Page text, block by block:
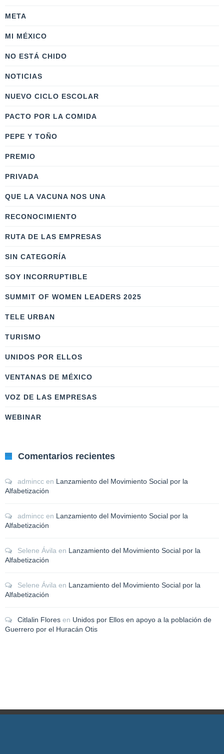
META
MI MÉXICO
NO ESTÁ CHIDO
NOTICIAS
NUEVO CICLO ESCOLAR
PACTO POR LA COMIDA
PEPE Y TOÑO
PREMIO
PRIVADA
QUE LA VACUNA NOS UNA
RECONOCIMIENTO
RUTA DE LAS EMPRESAS
SIN CATEGORÍA
SOY INCORRUPTIBLE
SUMMIT OF WOMEN LEADERS 2025
TELE URBAN
TURISMO
UNIDOS POR ELLOS
VENTANAS DE MÉXICO
VOZ DE LAS EMPRESAS
WEBINAR
Comentarios recientes
admincc en Lanzamiento del Movimiento Social por la
Alfabetización
admincc en Lanzamiento del Movimiento Social por la
Alfabetización
Selene Ávila en Lanzamiento del Movimiento Social por la
Alfabetización
Selene Ávila en Lanzamiento del Movimiento Social por la
Alfabetización
Citlalin Flores en Unidos por Ellos en apoyo a la población de
Guerrero por el Huracán Otis